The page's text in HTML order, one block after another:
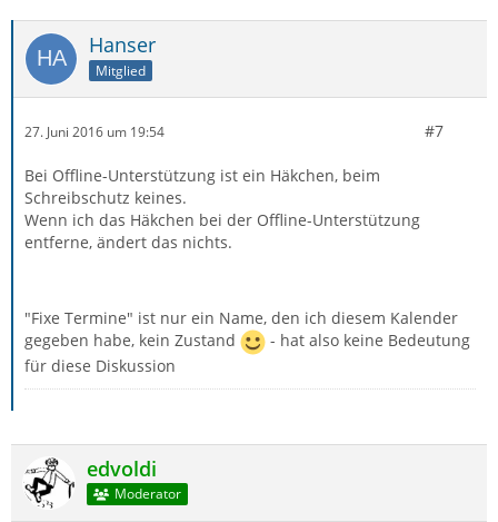
Hanser
Mitglied
27. Juni 2016 um 19:54 #7
Bei Offline-Unterstützung ist ein Häkchen, beim
Schreibschutz keines.
Wenn ich das Häkchen bei der Offline-Unterstützung
entferne, ändert das nichts.
"Fixe Termine" ist nur ein Name, den ich diesem Kalender
gegeben habe, kein Zustand
- hat also keine Bedeutung
für diese Diskussion
edvoldi
Moderator